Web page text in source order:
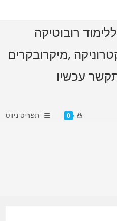
רובוטיקה
,מיקרובקרים
עכשיו
0 תפריט ניווט